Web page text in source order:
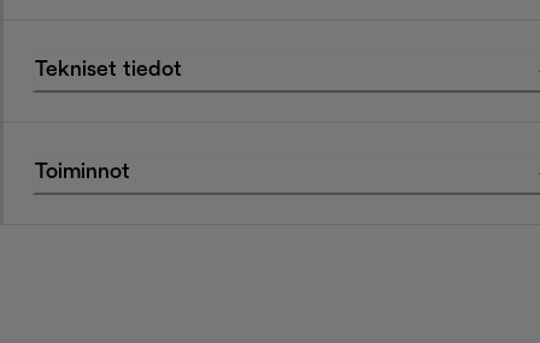
Tekniset tiedot
Toiminnot